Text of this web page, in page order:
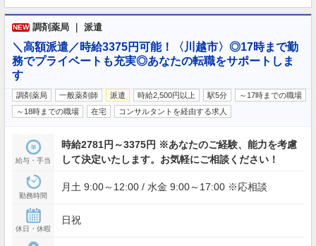
NEW 調剤薬局 ｜ 派遣
＼高額派遣／時給3375円可能！〈川越市〉◎17時まで勤
務でプライベートも充実◎あなたの転職をサポートしま
す
調剤薬局 一般薬剤師 派遣 時給2,500円以上 駅5分
～17時までの職場
～18時までの職場
在宅 コンサルタントを経由する求人
給与・手当
時給2781円～3375円 ※あなたのご経験、能力を考慮
して決定いたします。お気軽にご相談ください！
勤務時間
月土 9:00～12:00 / 水金 9:00～17:00 ※応相談
休日・休暇
日祝